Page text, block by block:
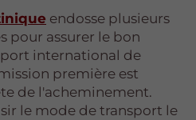
endosse plusieurs
pour assurer le bon
international de
première est
de l'acheminement.
le mode de transport le